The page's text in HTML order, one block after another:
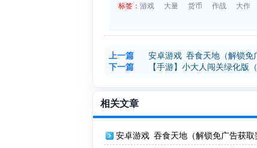
标签： 游戏 大量 货币 作战 大作
上一篇
安卓游戏 吞食天地（解锁免
下一篇
【手游】小大人闯关绿化版
相关文章
安卓游戏 吞食天地（解锁免广告获取